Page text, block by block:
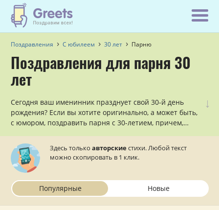
Поздравления С юбилеем 30 лет Парню
Поздравления для парня 30
лет
↓
Сегодня ваш именинник празднует свой 30-й день
рождения? Если вы хотите оригинально, а может быть,
с юмором, поздравить парня с 30-летием, причем,
Здесь толькоавторские стихи. Любой текст
можно скопировать в 1 клик.
Популярные Новые